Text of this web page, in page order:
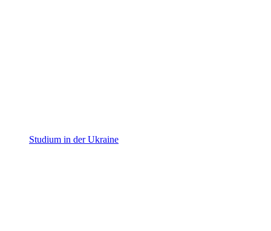
Studium in der Ukraine